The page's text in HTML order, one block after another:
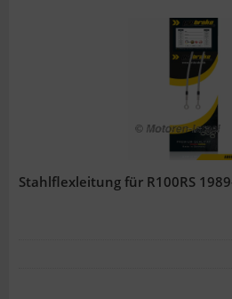
Stahlflexleitung für R100RS